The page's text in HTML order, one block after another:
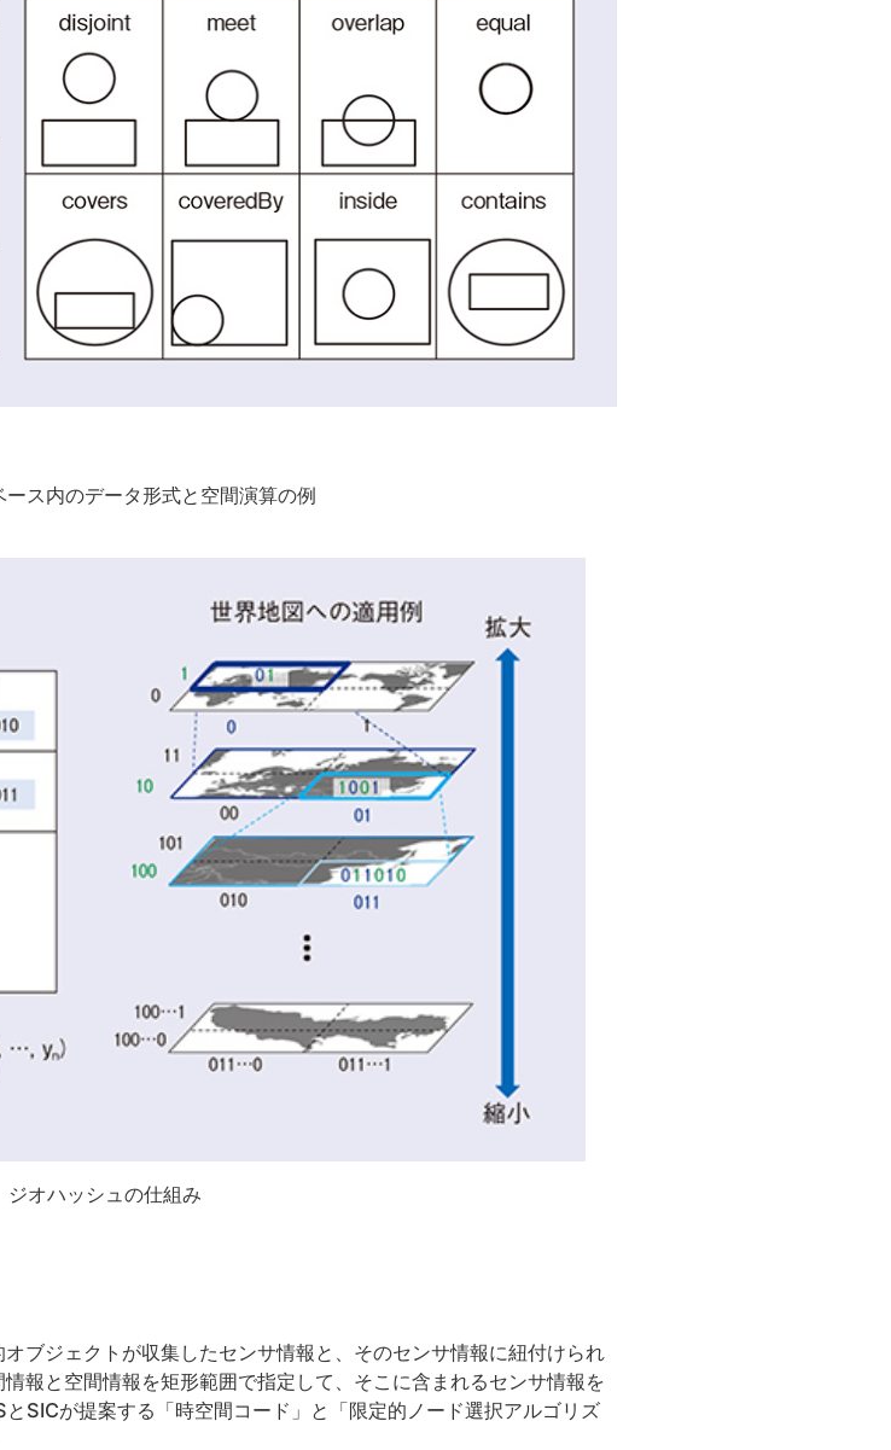
ス内のデータ形式と空間演算の例
オハッシュの仕組み
ブジェクトが収集したセンサ情報と、そのセンサ情報に紐付けられ
報と空間情報を矩形範囲で指定して、そこに含まれるセンサ情報を
SICが提案する「時空間コード」と「限定的ノード選択アルゴリズ